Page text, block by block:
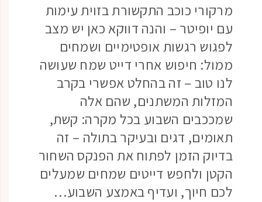
מרקורי כוכב התקשורת בזוית עימות
עם יופיטר – והנה דווקא כאן יש מצב
לפגוש רגשות אופטימיים ושמחים
ממול: חיפוש אחרי דייט שמח שעושה
לנו טוב – זה בהחלט אפשרי בקרב
המזלות המשתנים, שהם אלה
שמככבים השבוע בכל מקרה: קשת,
תאומים, דגים ובעיקר בתולה – זה
בדיוק הזמן לפתוח את הפנקס השחור
הקטן ולחפש דייטים שמחים שמעלים
לכם חיוך, ועדיף באמצע השבוע…